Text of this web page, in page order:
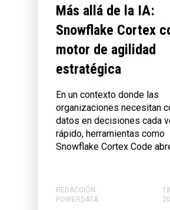
Más allá de la IA:
Snowflake Cortex
motor de agilidad
estratégica
En un contexto donde las
organizaciones necesitan
datos en decisiones cada
rápido, herramientas como
Snowflake Cortex Code
REDACCIÓN
POWERDATA